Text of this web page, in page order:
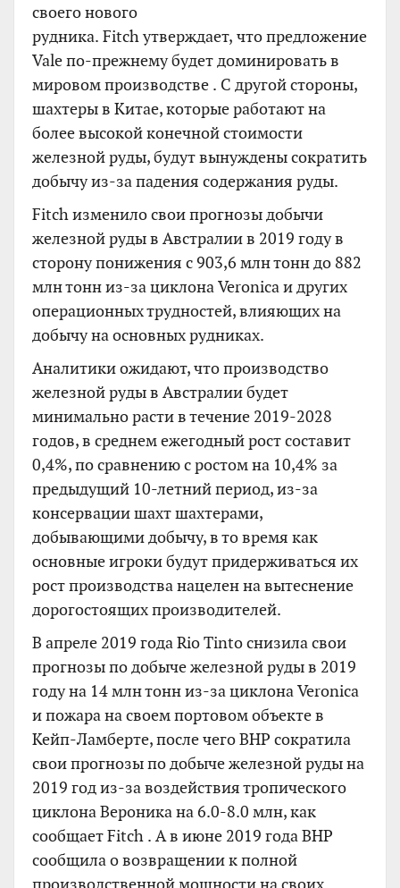
своего нового
рудника. Fitch утверждает, что предложение
Vale по-прежнему будет доминировать в
мировом производстве . С другой стороны,
шахтеры в Китае, которые работают на
более высокой конечной стоимости
железной руды, будут вынуждены сократить
добычу из-за падения содержания руды.
Fitch изменило свои прогнозы добычи
железной руды в Австралии в 2019 году в
сторону понижения с 903,6 млн тонн до 882
млн тонн из-за циклона Veronica и других
операционных трудностей, влияющих на
добычу на основных рудниках.
Аналитики ожидают, что производство
железной руды в Австралии будет
минимально расти в течение 2019-2028
годов, в среднем ежегодный рост составит
0,4%, по сравнению с ростом на 10,4% за
предыдущий 10-летний период, из-за
консервации шахт шахтерами,
добывающими добычу, в то время как
основные игроки будут придерживаться их
рост производства нацелен на вытеснение
дорогостоящих производителей.
В апреле 2019 года Rio Tinto снизила свои
прогнозы по добыче железной руды в 2019
году на 14 млн тонн из-за циклона Veronica
и пожара на своем портовом объекте в
Кейп-Ламберте, после чего BHP сократила
свои прогнозы по добыче железной руды на
2019 год из-за воздействия тропического
циклона Вероника на 6.0-8.0 млн, как
сообщает Fitch . А в июне 2019 года BHP
сообщила о возвращении к полной
производственной мощности на своих